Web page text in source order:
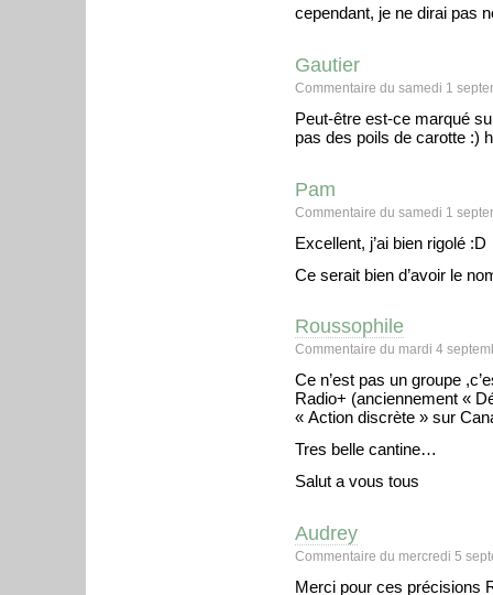
cependant, je ne dirai pas
Gautier
Commentaire du samedi 1
Peut-être est-ce marqué
pas des poils de carotte :)
Pam
Commentaire du samedi 1
Excellent, j’ai bien rigolé :D
Ce serait bien d’avoir le
Roussophile
Commentaire du mardi 4
Ce n’est pas un groupe
Radio+ (anciennement «
« Action discrète » sur
Tres belle cantine…
Salut a vous tous
Audrey
Commentaire du mercredi 5
Merci pour ces précisions